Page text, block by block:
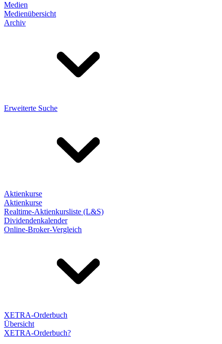
Medien
Medienübersicht
Archiv
Erweiterte Suche
Aktienkurse
Aktienkurse
Realtime-Aktienkursliste (L&S)
Dividendenkalender
Online-Broker-Vergleich
XETRA-Orderbuch
Übersicht
XETRA-Orderbuch?